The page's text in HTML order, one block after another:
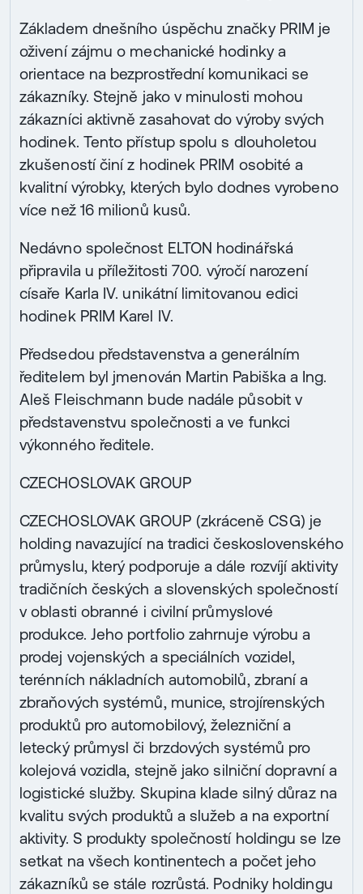
Základem dnešního úspěchu značky PRIM je
oživení zájmu o mechanické hodinky a
orientace na bezprostřední komunikaci se
zákazníky. Stejně jako v minulosti mohou
zákazníci aktivně zasahovat do výroby svých
hodinek. Tento přístup spolu s dlouholetou
zkušeností činí z hodinek PRIM osobité a
kvalitní výrobky, kterých bylo dodnes vyrobeno
více než 16 milionů kusů.
Nedávno společnost ELTON hodinářská
připravila u příležitosti 700. výročí narození
císaře Karla IV. unikátní limitovanou edici
hodinek PRIM Karel IV.
Předsedou představenstva a generálním
ředitelem byl jmenován Martin Pabiška a Ing.
Aleš Fleischmann bude nadále působit v
představenstvu společnosti a ve funkci
výkonného ředitele.
CZECHOSLOVAK GROUP
CZECHOSLOVAK GROUP (zkráceně CSG) je
holding navazující na tradici československého
průmyslu, který podporuje a dále rozvíjí aktivity
tradičních českých a slovenských společností
v oblasti obranné i civilní průmyslové
produkce. Jeho portfolio zahrnuje výrobu a
prodej vojenských a speciálních vozidel,
terénních nákladních automobilů, zbraní a
zbraňových systémů, munice, strojírenských
produktů pro automobilový, železniční a
letecký průmysl či brzdových systémů pro
kolejová vozidla, stejně jako silniční dopravní a
logistické služby. Skupina klade silný důraz na
kvalitu svých produktů a služeb a na exportní
aktivity. S produkty společností holdingu se lze
setkat na všech kontinentech a počet jeho
zákazníků se stále rozrůstá. Podniky holdingu